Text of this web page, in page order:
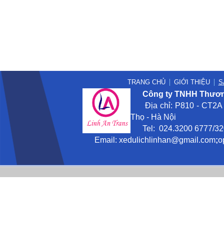
TRANG CHỦ GIỚI THIỆU
Công ty TNHH
Địa chỉ: P810 - CT2A
Thọ - Hà Nội
Tel: 024.3200 6777/
Email: xedulichlinhan@gmail .com;